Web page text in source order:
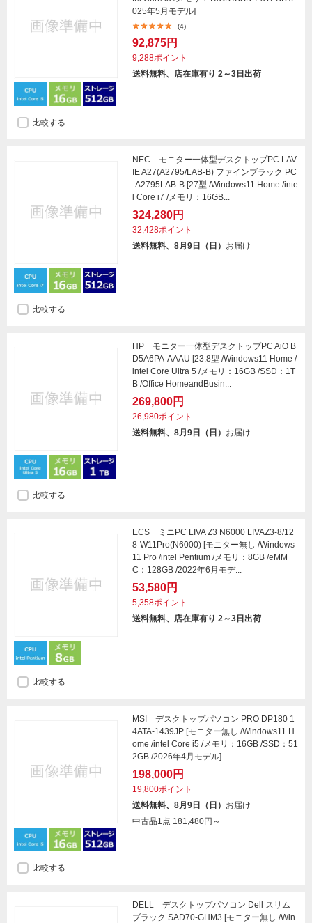
025年5月モデル]
(4)
92,875円
9,288ポイント
送料無料、店在庫有り 2～3日出荷
比較する
NEC モニター一体型デスクトップPC LAV
IE A27(A2795/LAB-B) ファインブラック PC
-A2795LAB-B [27型 /Windows11 Home /inte
l Core i7 /メモリ：16GB...
324,280円
32,428ポイント
送料無料、8月9日（日） お届け
比較する
HP モニター一体型デスクトップPC AiO B
D5A6PA-AAAU [23.8型 /Windows11 Home /
intel Core Ultra 5 /メモリ：16GB /SSD：1T
B /Office HomeandBusin...
269,800円
26,980ポイント
送料無料、8月9日（日） お届け
比較する
ECS ミニPC LIVA Z3 N6000 LIVAZ3-8/12
8-W11Pro(N6000) [モニター無し /Windows
11 Pro /intel Pentium /メモリ：8GB /eMM
C：128GB /2022年6月モデ...
53,580円
5,358ポイント
送料無料、店在庫有り 2～3日出荷
比較する
MSI デスクトップパソコン PRO DP180 1
4ATA-1439JP [モニター無し /Windows11 H
ome /intel Core i5 /メモリ：16GB /SSD：51
2GB /2026年4月モデル]
198,000円
19,800ポイント
送料無料、8月9日（日） お届け
中古品1点 181,480円～
比較する
DELL デスクトップパソコン Dell スリム
ブラック SAD70-GHM3 [モニター無し /Win